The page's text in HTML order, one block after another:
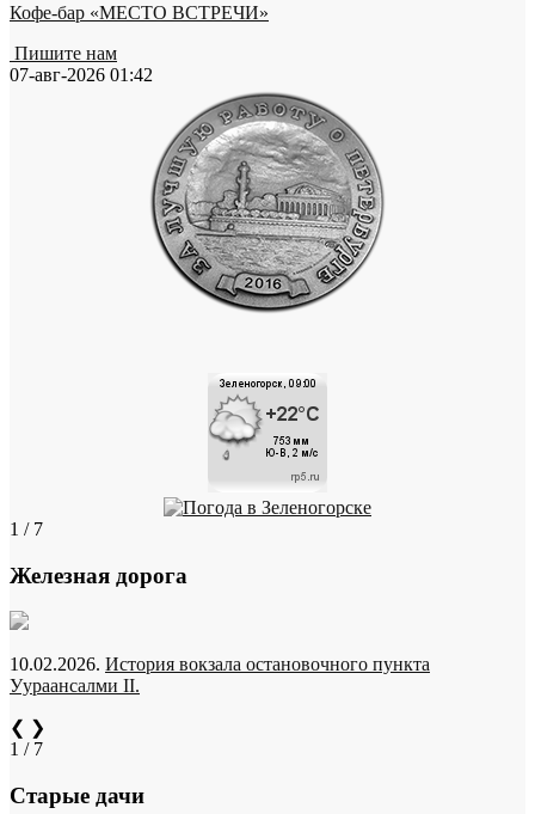
Кофе-бар «МЕСТО ВСТРЕЧИ»
Пишите нам
07-авг-2026 01:42
1 / 7
Железная дорога
10.02.2026. История вокзала остановочного пункта
Уураансалми II.
❮ ❯
1 / 7
Старые дачи